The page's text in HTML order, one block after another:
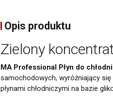
Opis produktu
Zielony
MA Professional Płyn do
samochodowych, wyróżniający
płynami chłodniczymi na bazie